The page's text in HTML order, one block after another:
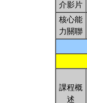
介影片
核心能
力關聯
課程概
述